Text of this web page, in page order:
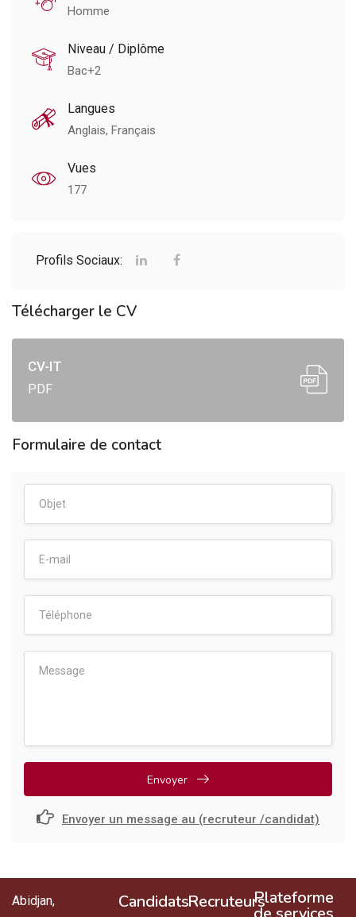
Homme
Niveau / Diplôme
Bac+2
Langues
Anglais, Français
Vues
177
Profils Sociaux:
Télécharger le CV
CV-IT
PDF
Formulaire de contact
Envoyer
Envoyer un message au (recruteur /candidat)
Abidjan,
CandidatsRecruteursPlateforme